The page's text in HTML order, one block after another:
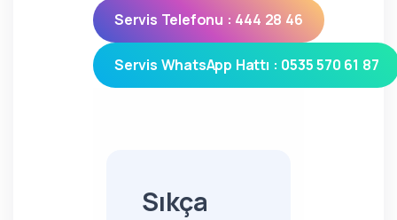
Servis Telefonu : 444 28 46
Servis WhatsApp Hattı : 0535 570 61 87
Sıkça